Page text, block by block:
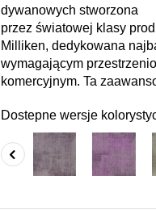
dywanowych stworzona
przez światowej klasy
Milliken, dedykowana
wymagającym
komercyjnym. Ta
Dostepne wersje